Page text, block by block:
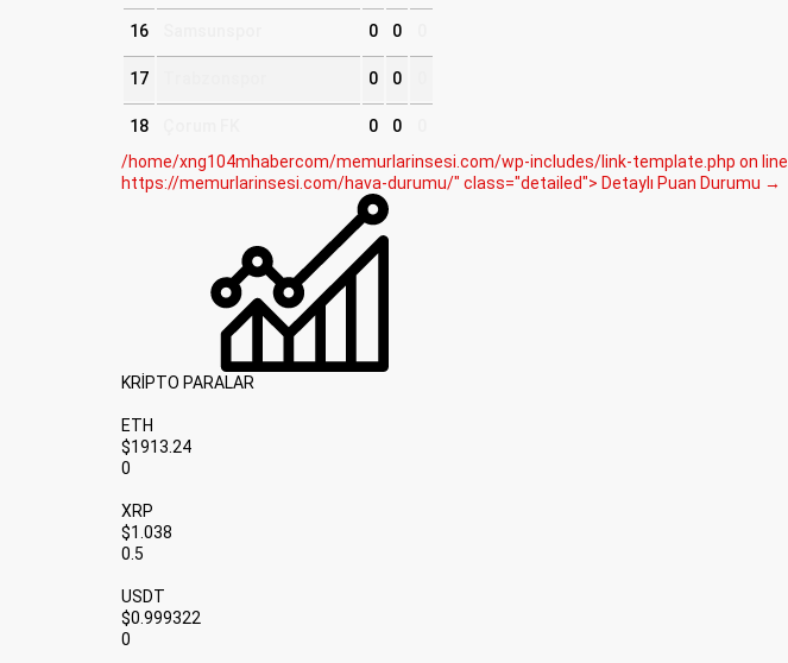
16 0 0
17 0 0
18 0 0
/home/xng104mhabercom/memurlarinsesi.com/wp-includes/link-template.php on line
https://memurlarinsesi.com/hava-durumu/" class="detailed"> Detaylı Puan Durumu →
KRİPTO PARALAR
ETH
$1913.24
0
XRP
$1.038
0.5
USDT
$0.999322
0